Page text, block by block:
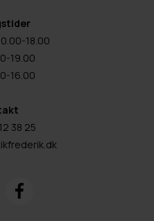
18.00
19.00
16.00
38 25